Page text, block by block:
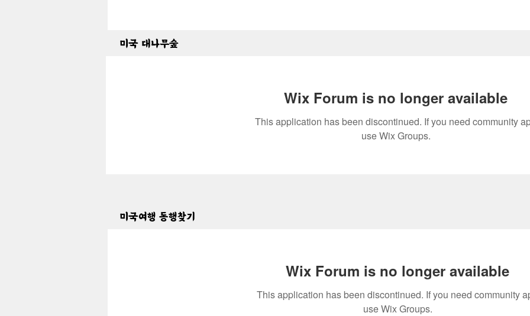
미국 대나무숲
Wix Forum is no longer available
This application has been discontinued. If you need community
use Wix Groups.
미국여행 동행찾기
Wix Forum is no longer available
This application has been discontinued. If you need community
use Wix Groups.